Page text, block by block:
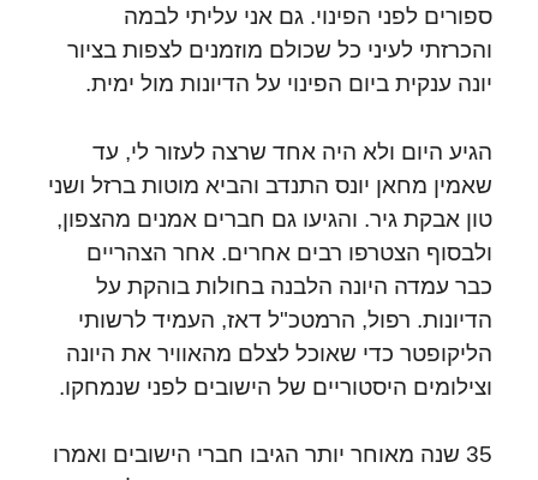
ספורים לפני הפינוי. גם אני עליתי לבמה
והכרזתי לעיני כל שכולם מוזמנים לצפות בציור
יונה ענקית ביום הפינוי על הדיונות מול ימית.
הגיע היום ולא היה אחד שרצה לעזור לי, עד
שאמין מחאן יונס התנדב והביא מוטות ברזל ושני
טון אבקת גיר. והגיעו גם חברים אמנים מהצפון,
ולבסוף הצטרפו רבים אחרים. אחר הצהריים
כבר עמדה היונה הלבנה בחולות בוהקת על
הדיונות. רפול, הרמטכ"ל דאז, העמיד לרשותי
הליקופטר כדי שאוכל לצלם מהאוויר את היונה
וצילומים היסטוריים של הישובים לפני שנמחקו.
35 שנה מאוחר יותר הגיבו חברי הישובים ואמרו